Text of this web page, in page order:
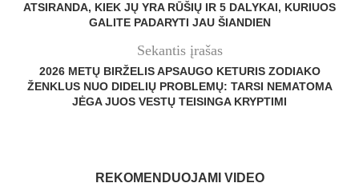
ATSIRANDA, KIEK JŲ YRA RŪŠIŲ IR 5 DALYKAI, KURIUOS
GALITE PADARYTI JAU ŠIANDIEN
Sekantis įrašas
2026 METŲ BIRŽELIS APSAUGO KETURIS ZODIAKO
ŽENKLUS NUO DIDELIŲ PROBLEMŲ: TARSI NEMATOMA
JĖGA JUOS VESTŲ TEISINGA KRYPTIMI
REKOMENDUOJAMI VIDEO